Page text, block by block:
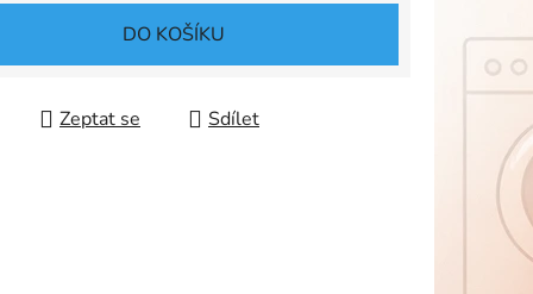
DO KOŠÍKU
Zeptat se Sdílet